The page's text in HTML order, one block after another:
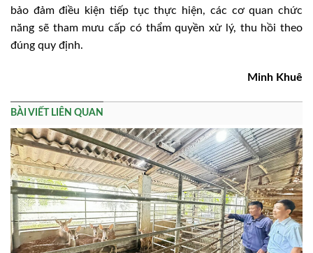
bảo đảm điều kiện tiếp tục thực hiện, các cơ quan chức
năng sẽ tham mưu cấp có thẩm quyền xử lý, thu hồi theo
đúng quy định.
Minh Khuê
BÀI VIẾT LIÊN QUAN